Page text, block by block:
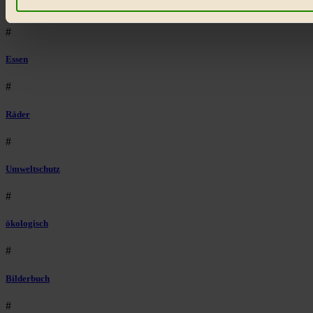
#
Essen
#
Räder
#
Umweltschutz
#
ökologisch
#
Bilderbuch
#